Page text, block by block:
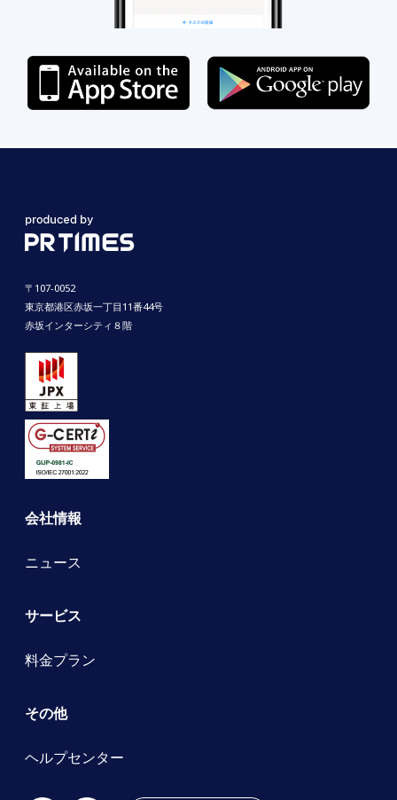
〒107-0052
東京都港区赤坂一丁目11番44号
赤坂インターシティ８階
会社情報
ニュース
サービス
料金プラン
その他
ヘルプセンター